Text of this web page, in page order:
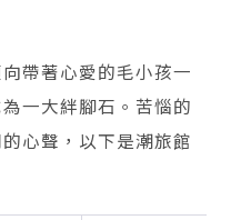
帶著心愛的毛小孩一
一大絆腳石。苦惱的
心聲，以下是潮旅館